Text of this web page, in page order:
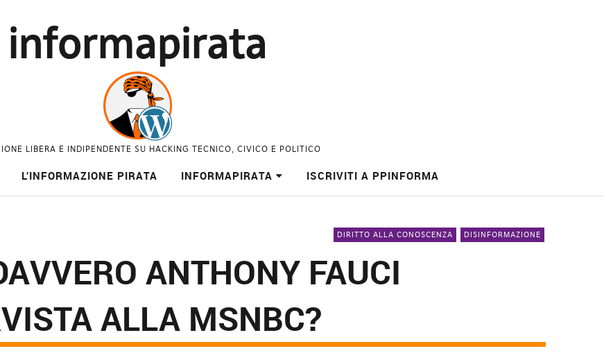
informapirata
LIBERA E INDIPENDENTE SU HACKING TECNICO, CIVICO E POLITICO
L’INFORMAZIONE PIRATA INFORMAPIRATA ISCRIVITI A PPINFORMA
DIRITTO ALLA CONOSCENZA DISINFORMAZIONE
ANTHONY FAUCI
ALLA MSNBC?